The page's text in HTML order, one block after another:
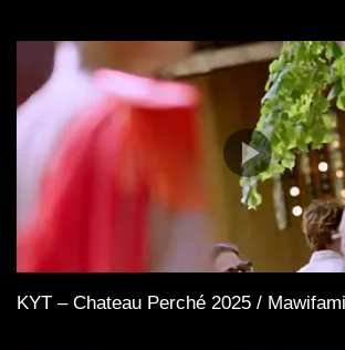
KYT – Chateau Perché 2025 /